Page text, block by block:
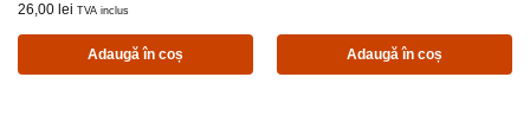
26,00 lei TVA inclus
Adaugă în coș Adaugă în coș